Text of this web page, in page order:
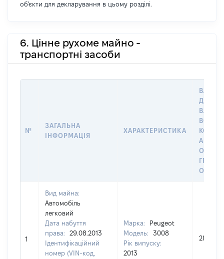
об'єкти для декларування в цьому розділі.
6. Цінне рухоме майно -
транспортні засоби
№
ЗАГАЛЬНА
ІНФОРМАЦІЯ
ХАРАКТЕРИСТИКА
ДАТУ
АБО
1
Вид майна:
Автомобіль
легковий
Дата набуття
права:
29.08.2013
Ідентифікаційний
номер (VIN-код,
Марка:
Peugeot
Модель:
3008
Рік випуску:
2013
280000